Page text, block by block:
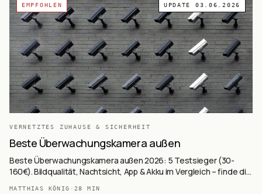
EMPFOHLEN UPDATE 03.06.2026
VERNETZTES ZUHAUSE & SICHERHEIT
Beste Überwachungskamera außen
Beste Überwachungskamera außen 2026: 5 Testsieger (30-
160€). Bildqualität, Nachtsicht, App & Akku im Vergleich – finde die
perfekte Kamera.
MATTHIAS KÖNIG ·28 MIN